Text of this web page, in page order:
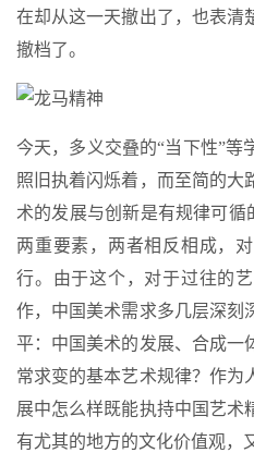
在却从这一天撤出了，也表清
撤档了。
今天，多义交叠的“当下性”等
照旧执着闪烁着，而至简的大
术的发展与创新是有规律可循
两重要素，两者相反相成，
行。由于这个，对于过往的
作，中国美术需求多几层深刻
平：中国美术的发展、合成一
常求变的基本艺术规律？作为
展中怎么样既能执持中国艺术
有尤其的地方的文化价值观，